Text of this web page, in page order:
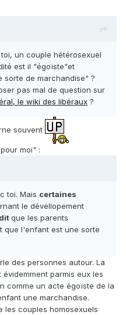
un couple hétérosexuel
est il "égoïste"et
de marchandise" ?
pas mal de question sur
le wiki des libéraux ?
souvent
moi" :
toi. Mais certaines
le dévellopement
que les parents
que l'enfant est une sorte
des personnes autour. La
parmis eux les
comme un acte égoïste de la
une marchandise.
les couples homosexuels